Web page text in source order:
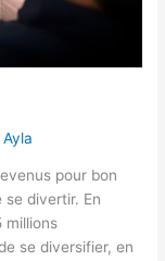
Ayla
pour bon
se divertir. En
millions
se diversifier, en